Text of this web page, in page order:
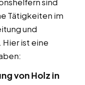
Tätigkeiten im
und
ist eine
von Holz in